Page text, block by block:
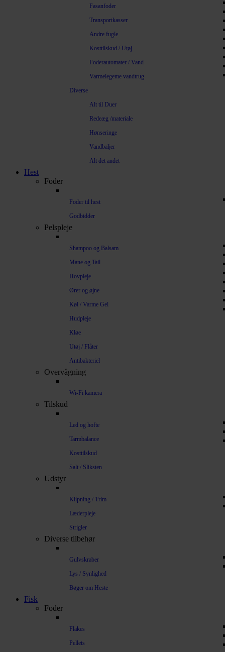
Fasanfoder
Transportkasser
Andre fugle
Kosttilskud / Utøj
Foderautomater / Vand
Varmelegeme vandtrug
Diverse
Alt til Duer
Redeæg /materiale
Hønseringe
Vandbaljer
Alt det andet
Hest
Foder
Foder til hest
Godbidder
Pelspleje
Shampoo og Balsam
Mane og Tail
Hovpleje
Ører og øjne
Køl / Varme Gel
Hudpleje
Kløe
Utøj / Flåter
Antibakteriel
Overvågning
Wi-Fi kamera
Tilskud
Led og hofte
Tarmbalance
Kosttilskud
Salt / Sliksten
Udstyr
Klipning / Trim
Læderpleje
Strigler
Diverse tilbehør
Gulvskraber
Lys / Synlighed
Bøger om Heste
Fisk
Foder
Flakes
Pellets